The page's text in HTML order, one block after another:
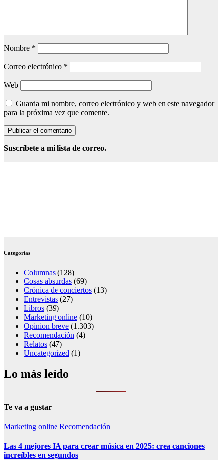
Nombre *
Correo electrónico *
Web
Guarda mi nombre, correo electrónico y web en este navegador
para la próxima vez que comente.
Suscríbete a mi lista de correo.
Categorías
Columnas (128)
Cosas absurdas (69)
Crónica de conciertos (13)
Entrevistas (27)
Libros (39)
Marketing online (10)
Opinion breve (1.303)
Recomendación (4)
Relatos (47)
Uncategorized (1)
Lo más leído
Te va a gustar
Marketing online Recomendación
Las 4 mejores IA para crear música en 2025: crea canciones
increíbles en segundos